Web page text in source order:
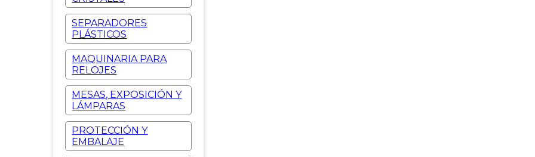
SEPARADORES
PLÁSTICOS
MAQUINARIA PARA
RELOJES
MESAS, EXPOSICIÓN Y
LÁMPARAS
PROTECCIÓN Y
EMBALAJE